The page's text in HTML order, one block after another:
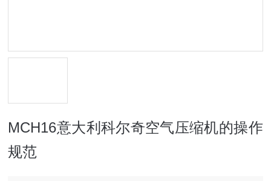
MCH16意大利科尔奇空气压缩机的操作
规范